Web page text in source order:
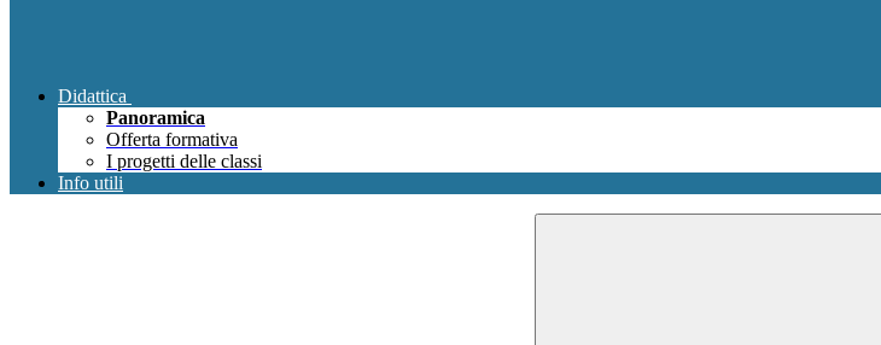
Didattica
Panoramica
Offerta formativa
I progetti delle classi
Info utili